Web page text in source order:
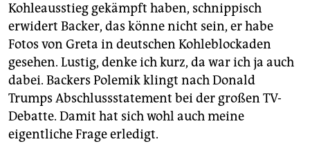
Kohleausstieg gekämpft haben, schnippisch
erwidert Backer, das könne nicht sein, er habe
Fotos von Greta in deutschen Kohleblockaden
gesehen. Lustig, denke ich kurz, da war ich ja auch
dabei. Backers Polemik klingt nach Donald
Trumps Abschlussstatement bei der großen TV-
Debatte. Damit hat sich wohl auch meine
eigentliche Frage erledigt.